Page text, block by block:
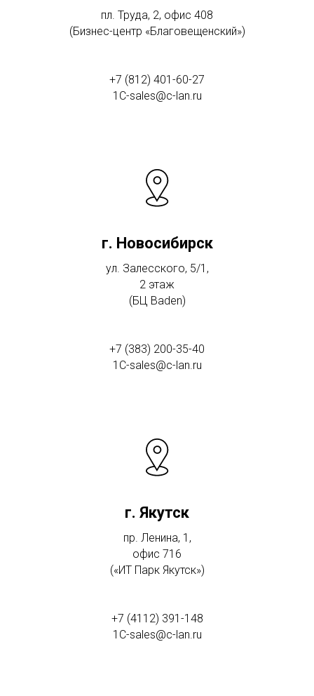
пл. Труда, 2, офис 408
(Бизнес-центр «Благовещенский»)
+7 (812) 401-60-27
1C-sales@c-lan.ru
г. Новосибирск
ул. Залесского, 5/1,
2 этаж
(БЦ Baden)
+7 (383) 200-35-40
1C-sales@c-lan.ru
г. Якутск
пр. Ленина, 1,
офис 716
(«ИТ Парк Якутск»)
+7 (4112) 391-148
1C-sales@c-lan.ru